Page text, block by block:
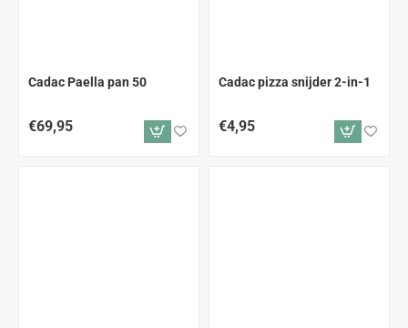
Cadac Paella pan 50
€69,95
Cadac pizza snijder 2-in-1
€4,95